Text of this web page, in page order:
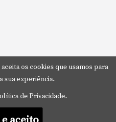
os cookies que usamos para
sua experiência.
de Privacidade.